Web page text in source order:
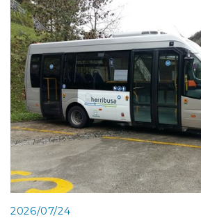
2026/07/24